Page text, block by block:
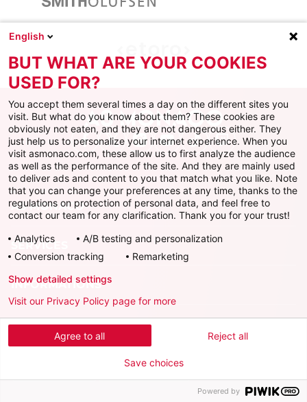
Facebook
X Instagram
YoutubeTikTokTwitch
AS MONACO
SERVICES
INFORMATIONS
Télécharger l'AS Monaco App
English
BUT WHAT ARE YOUR COOKIES
USED FOR?
You accept them several times a day on the different sites you
visit. But what do you know about them? These cookies are
obviously not eaten, and they are not dangerous either. They
just help us to personalize your internet experience. When you
visit asmonaco.com, these allow us to first analyze the audience
as well as the performance of the site. And they are mainly used
to deliver ads and content to you that match what you like. Note
that you can change your preferences at any time, thanks to the
regulations on protection of personal data, and feel free to
contact our team for any clarification. Thank you for your trust!
Analytics
A/B testing and personalization
Conversion tracking
Remarketing
Agree to all Reject all
Show detailed settings
Visit our Privacy Policy page for more
Save choices
Powered by